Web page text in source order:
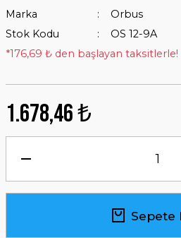
Marka
Orbus
Stok Kodu
OS 12-9A
*176,69 ₺ den başlayan taksitlerle!
1.678,46 ₺
Sepete